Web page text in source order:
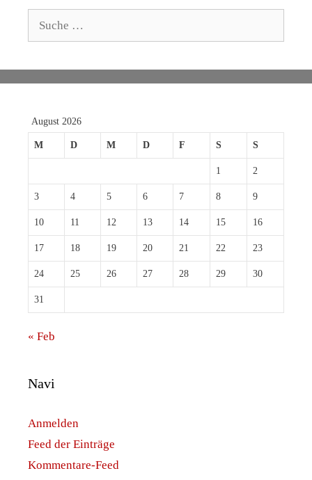
August 2026
M D M D F S S
1 2
3 4 5 6 7 8 9
10 11 12 13 14 15 16
17 18 19 20 21 22 23
24 25 26 27 28 29 30
31
« Feb
Navi
Anmelden
Feed der Einträge
Kommentare-Feed